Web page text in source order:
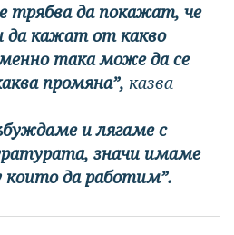
трябва да покажат, че
да кажат от какво
така може да се
промяна”, казва
и лягаме с
значи имаме
които да работим”.